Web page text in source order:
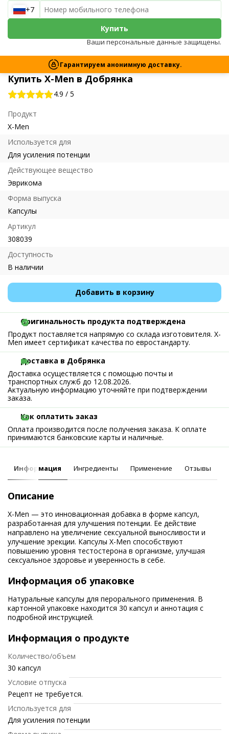
Купить X-Men в Добрянка
4.9 / 5
Продукт
X-Men
Используется для
Для усиления потенции
Действующее вещество
Эврикома
Форма выпуска
Капсулы
Артикул
308039
Доступность
В наличии
Добавить в корзину
+7
Купить
Ваши персональные данные защищены.
Гарантируем анонимную доставку.
Оригинальность продукта подтверждена
Продукт поставляется напрямую со склада изготовителя. X-
Men имеет сертификат качества по евростандарту.
Доставка в Добрянка
Доставка осуществляется с помощью почты и
транспортных служб до 12.08.2026.
Актуальную информацию уточняйте при подтверждении
заказа.
Как оплатить заказ
Оплата производится после получения заказа. К оплате
принимаются банковские карты и наличные.
Информация Ингредиенты Применение Отзывы
Описание
X-Men — это инновационная добавка в форме капсул,
разработанная для улучшения потенции. Ее действие
направлено на увеличение сексуальной выносливости и
улучшение эрекции. Капсулы X-Men способствуют
повышению уровня тестостерона в организме, улучшая
сексуальное здоровье и уверенность в себе.
Информация об упаковке
Натуральные капсулы для перорального применения. В
картонной упаковке находится 30 капсул и аннотация с
подробной инструкцией.
Информация о продукте
Количество/объем
30 капсул
Условие отпуска
Рецепт не требуется.
Используется для
Для усиления потенции